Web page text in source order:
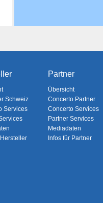
Schweiz
Services
Partner
Übersicht
Concerto Partner
Concerto Services
Partner Services
Mediadaten
Infos für Partner